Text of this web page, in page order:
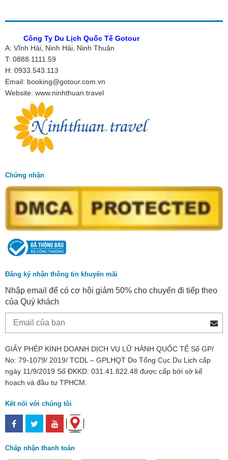
Công Ty Du Lịch Quốc Tế Gotour
A: Vĩnh Hải, Ninh Hải, Ninh Thuận
T: 0888.1111.59
H: 0933.543.113
Email: booking@gotour.com.vn
Website: www.ninhthuan.travel
Chứng nhận
Đăng ký nhận thông tin khuyến mãi
Nhập email để có cơ hội giảm 50% cho chuyến đi tiếp theo
của Quý khách
GIẤY PHÉP KINH DOANH DỊCH VỤ LỮ HÀNH QUỐC TẾ Số GP/
No: 79-1079/ 2019/ TCDL – GPLHQT Do Tổng Cục Du Lịch cấp
ngày 11/9/2019 Số ĐKKD: 031.41.822.48 được cấp bởi sở kế
hoạch và đầu tư TPHCM.
Kết nối với chúng tôi
Chấp nhận thanh toán